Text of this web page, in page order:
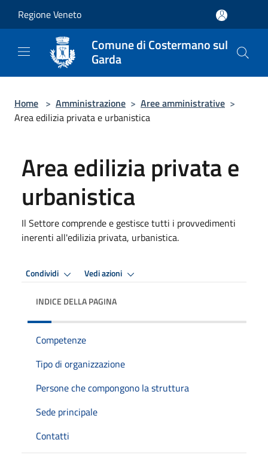
Regione Veneto
Comune di Costermano sul
Garda
Home > Amministrazione > Aree amministrative >
Area edilizia privata e urbanistica
Area edilizia privata e
urbanistica
Il Settore comprende e gestisce tutti i provvedimenti
inerenti all'edilizia privata, urbanistica.
Condividi Vedi azioni
INDICE DELLA PAGINA
Competenze
Tipo di organizzazione
Persone che compongono la struttura
Sede principale
Contatti